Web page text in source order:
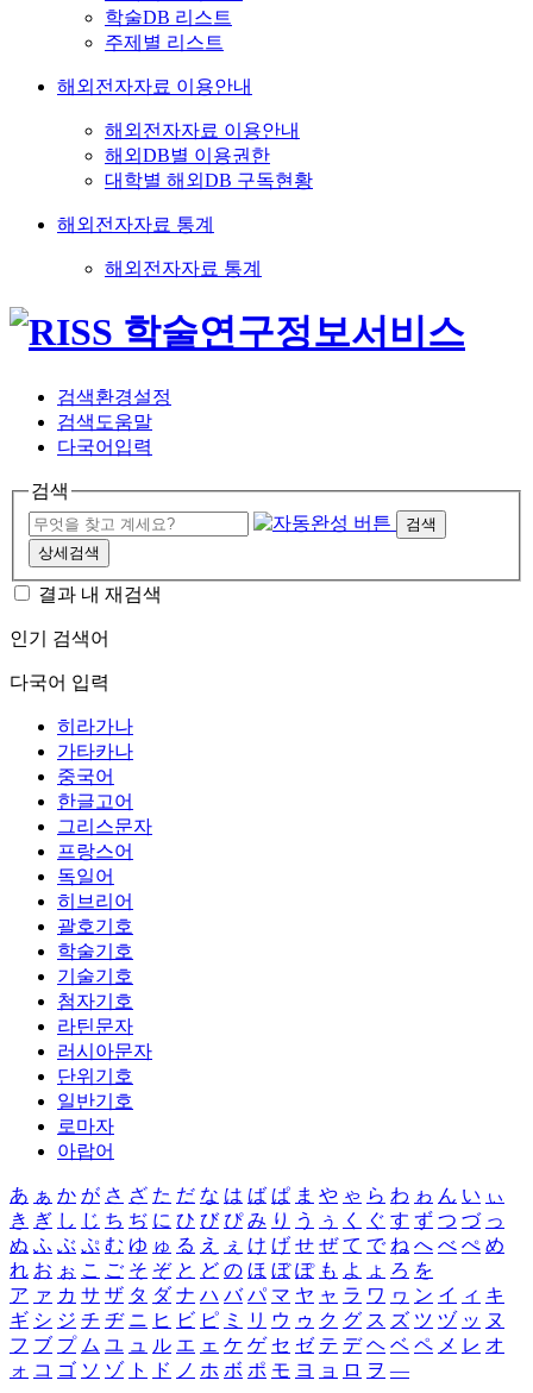
학술DB 리스트
주제별 리스트
해외전자자료 이용안내
해외전자자료 이용안내
해외DB별 이용권한
대학별 해외DB 구독현황
해외전자자료 통계
해외전자자료 통계
검색환경설정
검색도움말
다국어입력
검색
검색
상세검색
결과 내 재검색
인기 검색어
다국어 입력
히라가나
가타카나
중국어
한글고어
그리스문자
프랑스어
독일어
히브리어
괄호기호
학술기호
기술기호
첨자기호
라틴문자
러시아문자
단위기호
일반기호
로마자
아랍어
あ ぁ か が さ ざ た だ な は ば ぱ ま や ゃ ら わ ゎ ん い ぃ
き ぎ し じ ち ぢ に ひ び ぴ み り う ぅ く ぐ す ず つ づ っ
ぬ ふ ぶ ぷ む ゆ ゅ る え ぇ け げ せ ぜ て で ね へ べ ぺ め
れ お ぉ こ ご そ ぞ と ど の ほ ぼ ぽ も よ ょ ろ を
ア ァ カ サ ザ タ ダ ナ ハ バ パ マ ヤ ャ ラ ワ ヮ ン イ ィ キ
ギ シ ジ チ ヂ ニ ヒ ビ ピ ミ リ ウ ゥ ク グ ス ズ ツ ヅ ッ ヌ
フ ブ プ ム ユ ュ ル エ ェ ケ ゲ セ ゼ テ デ ヘ ベ ペ メ レ オ
ォ コ ゴ ソ ゾ ト ド ノ ホ ボ ポ モ ヨ ョ ロ ヲ ―